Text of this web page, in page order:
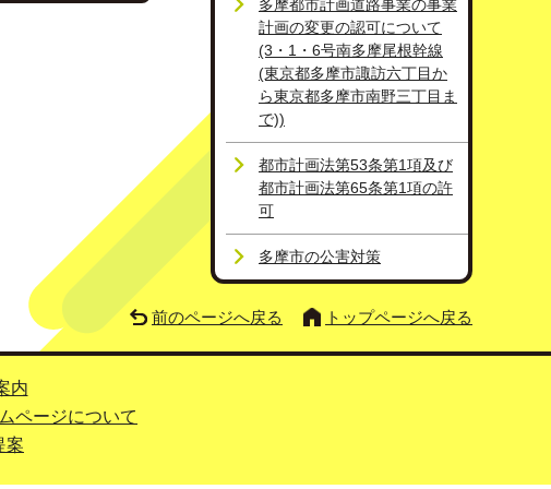
多摩都市計画道路事業の事業
計画の変更の認可について
(3・1・6号南多摩尾根幹線
(東京都多摩市諏訪六丁目か
ら東京都多摩市南野三丁目ま
で))
都市計画法第53条第1項及び
都市計画法第65条第1項の許
可
多摩市の公害対策
前のページへ戻る トップページへ戻る
内
ページについて
案